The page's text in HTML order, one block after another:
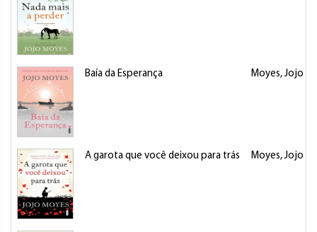
Baía da Esperança Moyes, Jojo
A garota que você deixou para trás Moyes, Jojo